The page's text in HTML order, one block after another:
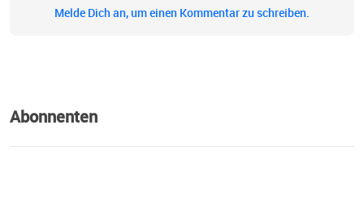
Melde Dich an, um einen Kommentar zu schreiben.
Abonnenten